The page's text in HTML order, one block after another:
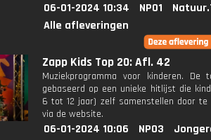
06-01-2024 10:34 NPO1
Alle afleveringen
Zapp Kids Top 20: Afl. 42
Muziekprogramma voor kinderen.
gebaseerd op een unieke hitlijst die
6 tot 12 jaar) zelf samenstellen door te
via de website.
06-01-2024 10:06 NPO3